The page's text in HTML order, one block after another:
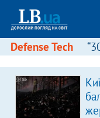
Defense Tech